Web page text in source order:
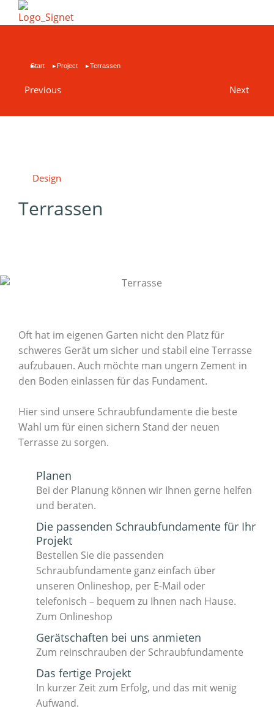
Sie befinden sich hier:
Start Project Terrassen
Previous Next
Design
Terrassen
Oft hat im eigenen Garten nicht den Platz für
schweres Gerät um sicher und stabil eine Terrasse
aufzubauen. Auch möchte man ungern Zement in
den Boden einlassen für das Fundament.
Hier sind unsere Schraubfundamente die beste
Wahl um für einen sichern Stand der neuen
Terrasse zu sorgen.
Planen
Bei der Planung können wir Ihnen gerne helfen
und beraten.
Die passenden Schraubfundamente für Ihr
Projekt
Bestellen Sie die passenden
Schraubfundamente ganz einfach über
unseren Onlineshop, per E-Mail oder
telefonisch – bequem zu Ihnen nach Hause.
Zum Onlineshop
Gerätschaften bei uns anmieten
Zum reinschrauben der Schraubfundamente
Das fertige Projekt
In kurzer Zeit zum Erfolg, und das mit wenig
Aufwand.